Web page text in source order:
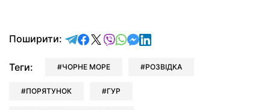
Поширити: відправити у Telegram
поділитись у Facebook
поділитись у X
відправити у Viber
відправити у Whatsapp
відправити у Messenger
відправити у LinkedIn
Теги: ЧОРНЕ МОРЕ РОЗВІДКА
ПОРЯТУНОК ГУР